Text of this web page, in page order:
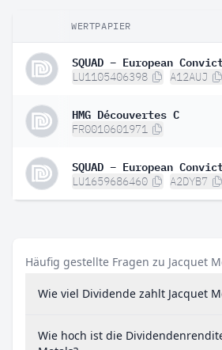
WERTPAPIER
SQUAD – European
LU1105406398 A12AUJ
HMG Découvertes C
FR0010601971
SQUAD – European
LU1659686460 A2DYB7
Häufig gestellte Fragen zu Jacquet
Wie viel Dividende zahlt Jacquet
Wie hoch ist die